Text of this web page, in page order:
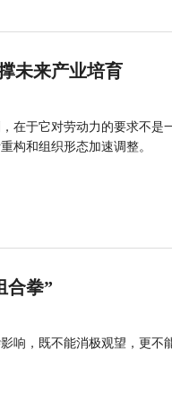
未来产业培育
在于它对劳动力的要求不
构和组织形态加速调整。
合拳”
响，既不能消极观望，更